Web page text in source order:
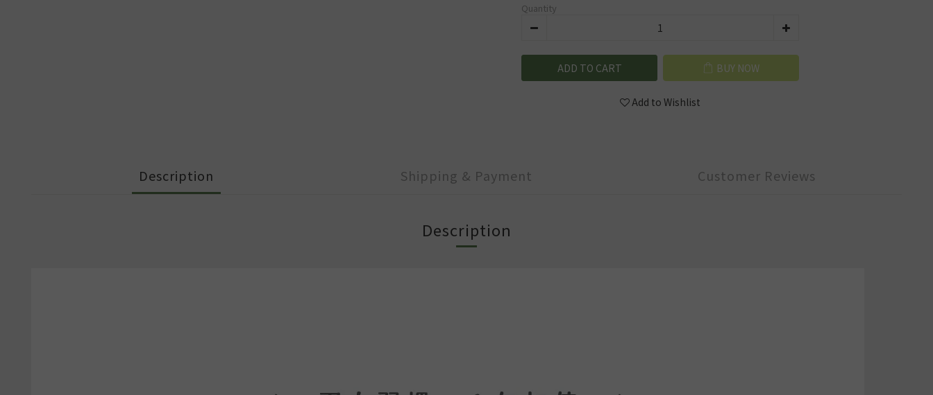
Quantity
ADD TO CART BUY NOW
Add to Wishlist
Description Shipping & Payment Customer Reviews
Description